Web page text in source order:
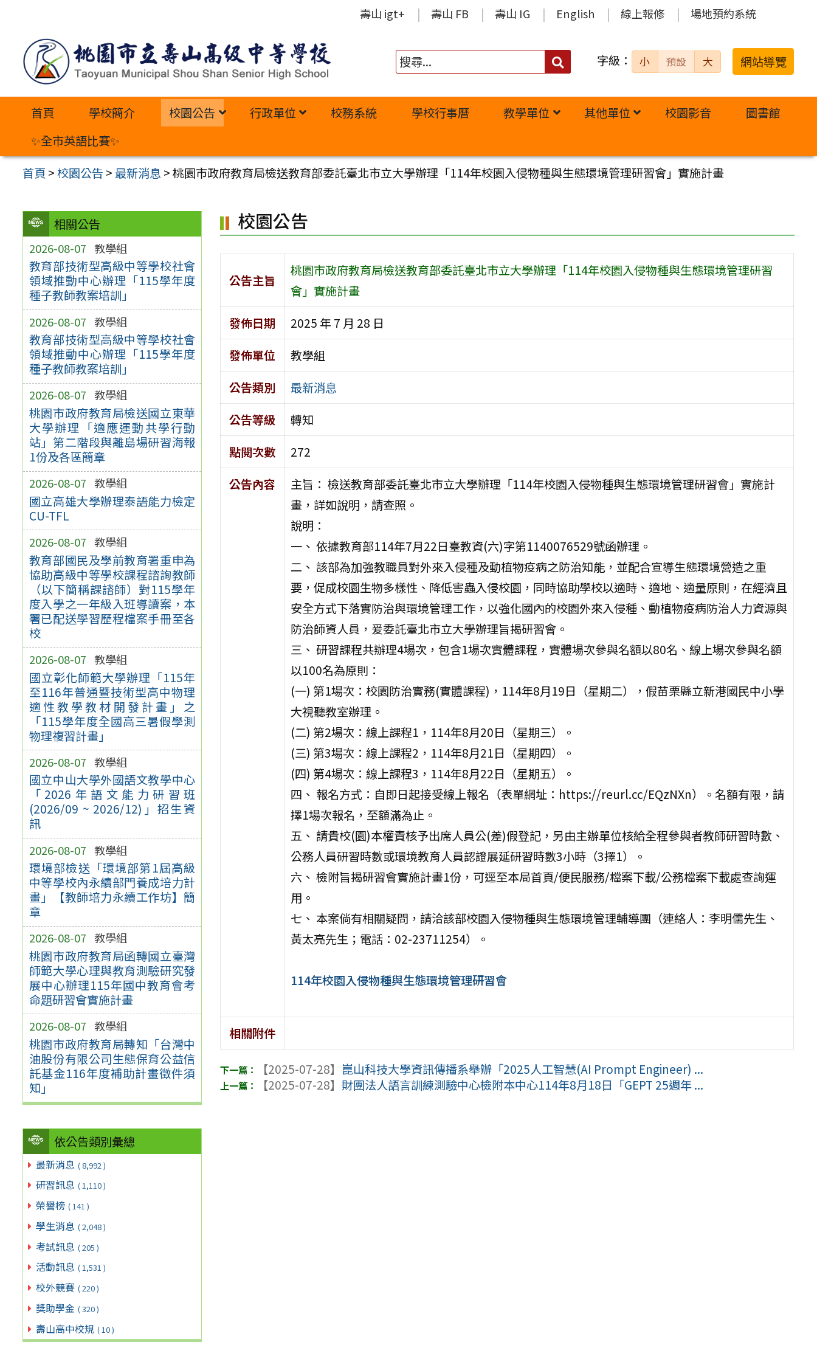
內
壽山 igt+ 壽山 FB 壽山 IG English 線上報修 場地預約系統
搜
字級： 小 預設 大 網站導覽
首頁 學校簡介 校園公告 行政單位 校務系統 學校行事曆 教學單位 其他單位 校園影音
圖書館
✨全市英語比賽✨
首頁 >校園公告 >最新消息 >桃園市政府教育局檢送教育部委託臺北市立大學辦理「114年校園入侵物種與生態環境管理研習會」實施計畫
相關公告
2026-08-07 教學組
教育部技術型高級中等學校社會
領域推動中心辦理「115學年度
種子教師教案培訓」
2026-08-07 教學組
教育部技術型高級中等學校社會
領域推動中心辦理「115學年度
種子教師教案培訓」
2026-08-07 教學組
桃園市政府教育局檢送國立東華
大學辦理「適應運動共學行動
站」第二階段與離島場研習海報
1份及各區簡章
2026-08-07 教學組
國立高雄大學辦理泰語能力檢定
CU-TFL
2026-08-07 教學組
教育部國民及學前教育署重申為
協助高級中等學校課程諮詢教師
（以下簡稱課諮師）對115學年
度入學之一年級入班導讀案，本
署已配送學習歷程檔案手冊至各
校
2026-08-07 教學組
國立彰化師範大學辦理「115年
至116年普通暨技術型高中物理
適性教學教材開發計畫」之
「115學年度全國高三暑假學測
物理複習計畫」
2026-08-07 教學組
國立中山大學外國語文教學中心
「2026年語文能力研習班
(2026/09 ~ 2026/12)」招生資
訊
2026-08-07 教學組
環境部檢送「環境部第1屆高級
中等學校內永續部門養成培力計
畫」【教師培力永續工作坊】簡
章
2026-08-07 教學組
桃園市政府教育局函轉國立臺灣
師範大學心理與教育測驗研究發
展中心辦理115年國中教育會考
命題研習會實施計畫
2026-08-07 教學組
桃園市政府教育局轉知「台灣中
油股份有限公司生態保育公益信
託基金116年度補助計畫徵件須
知」
依公告類別彙總
最新消息 ( 8,992 )
研習訊息 ( 1,110 )
榮譽榜 ( 141 )
學生消息 ( 2,048 )
考試訊息 ( 205 )
活動訊息 ( 1,531 )
校外競賽 ( 220 )
獎助學金 ( 320 )
壽山高中校規 ( 10 )
校園公告
公告主旨
桃園市政府教育局檢送教育部委託臺北市立大學辦理「114年校園入侵物種與生態環境管理研習
會」實施計畫
發佈日期
2025 年 7 月 28 日
發佈單位
教學組
公告類別
最新消息
公告等級
轉知
點閱次數
272
公告內容
主旨： 檢送教育部委託臺北市立大學辦理「114年校園入侵物種與生態環境管理研習會」實施計
畫，詳如說明，請查照。
說明：
一、 依據教育部114年7月22日臺教資(六)字第1140076529號函辦理。
二、 該部為加強教職員對外來入侵種及動植物疫病之防治知能，並配合宣導生態環境營造之重
要，促成校園生物多樣性、降低害蟲入侵校園，同時協助學校以適時、適地、適量原則，在經濟且
安全方式下落實防治與環境管理工作，以強化國內的校園外來入侵種、動植物疫病防治人力資源與
防治師資人員，爰委託臺北市立大學辦理旨揭研習會。
三、 研習課程共辦理4場次，包含1場次實體課程，實體場次參與名額以80名、線上場次參與名額
以100名為原則：
(一) 第1場次：校園防治實務(實體課程)，114年8月19日（星期二），假苗栗縣立新港國民中小學
大視聽教室辦理。
(二) 第2場次：線上課程1，114年8月20日（星期三）。
(三) 第3場次：線上課程2，114年8月21日（星期四）。
(四) 第4場次：線上課程3，114年8月22日（星期五）。
四、 報名方式：自即日起接受線上報名（表單網址：https://reurl.cc/EQzNXn）。名額有限，請
擇1場次報名，至額滿為止。
五、 請貴校(園)本權責核予出席人員公(差)假登記，另由主辦單位核給全程參與者教師研習時數、
公務人員研習時數或環境教育人員認證展延研習時數3小時（3擇1）。
六、 檢附旨揭研習會實施計畫1份，可逕至本局首頁/便民服務/檔案下載/公務檔案下載處查詢運
用。
七、 本案倘有相關疑問，請洽該部校園入侵物種與生態環境管理輔導團（連絡人：李明儒先生、
黃太亮先生；電話：02-23711254）。
114年校園入侵物種與生態環境管理研習會
相關附件
【2025-07-28】 崑山科技大學資訊傳播系舉辦「2025人工智慧(AI Prompt Engineer) ...
【2025-07-28】 財團法人語言訓練測驗中心檢附本中心114年8月18日「GEPT 25週年 ...